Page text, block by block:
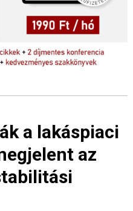
a lakáspiaci
az